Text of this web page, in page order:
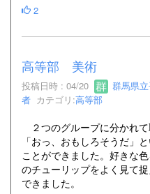
2
高等部 美術
投稿日時 : 04/20
群馬県
者 カテゴリ:高等部
２つのグループに分かれ
「おっ、おもしろそうだ」
ことができました。好きな
のチューリップをよく見て
できました。